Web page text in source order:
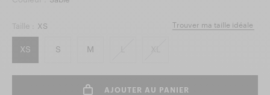
Taille : XS
XS S M
Trouver ma taille idéale
AJOUTER AU PANIER